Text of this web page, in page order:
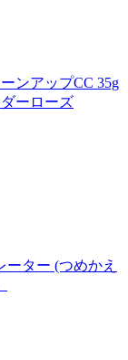
ンアップCC 35g
ーローズ
ター (つめかえ